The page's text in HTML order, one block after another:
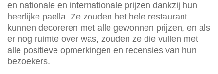
en nationale en internationale prijzen dankzij hun
heerlijke paella. Ze zouden het hele restaurant
kunnen decoreren met alle gewonnen prijzen, en als
er nog ruimte over was, zouden ze die vullen met
alle positieve opmerkingen en recensies van hun
bezoekers.